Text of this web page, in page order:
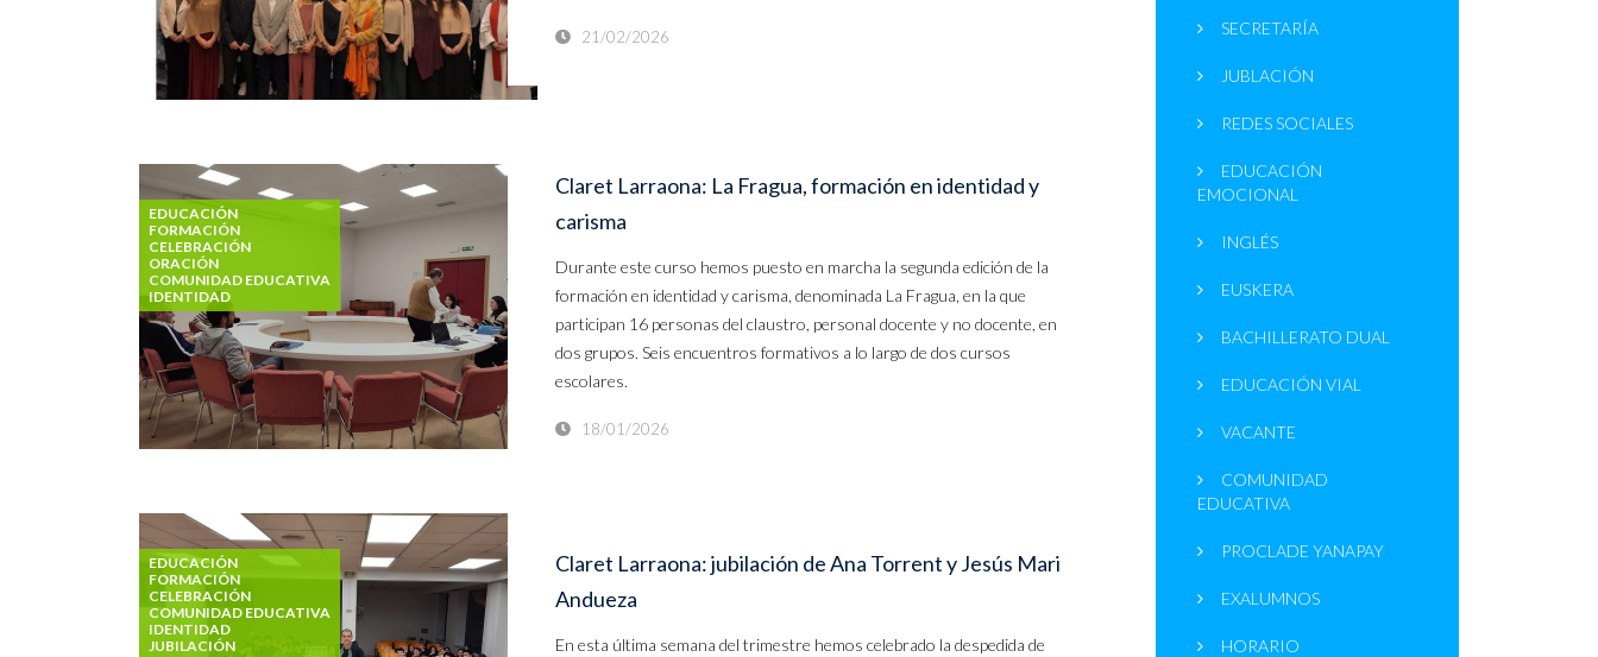
21/02/2026
EDUCACIÓN
FORMACIÓN
CELEBRACIÓN
ORACIÓN
COMUNIDAD EDUCATIVA
IDENTIDAD
Claret Larraona: La Fragua, formación en identidad y
carisma
Durante este curso hemos puesto en marcha la segunda edición de la
formación en identidad y carisma, denominada La Fragua, en la que
participan 16 personas del claustro, personal docente y no docente, en
dos grupos. Seis encuentros formativos a lo largo de dos cursos
escolares.
18/01/2026
EDUCACIÓN
FORMACIÓN
CELEBRACIÓN
COMUNIDAD EDUCATIVA
IDENTIDAD
JUBILACIÓN
Claret Larraona: jubilación de Ana Torrent y Jesús Mari
Andueza
En esta última semana del trimestre hemos celebrado la despedida de
SECRETARÍA
JUBLACIÓN
REDES SOCIALES
EDUCACIÓN
EMOCIONAL
INGLÉS
EUSKERA
BACHILLERATO DUAL
EDUCACIÓN VIAL
VACANTE
COMUNIDAD
EDUCATIVA
PROCLADE YANAPAY
EXALUMNOS
HORARIO